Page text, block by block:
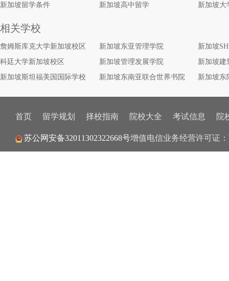
新加坡留学条件
新加坡高中留学 新加坡大
相关学校
詹姆斯库克大学新加坡校区 新加坡东亚管理学院
新加坡
科廷大学新加坡校区
新加坡管理发展学院
新加坡建
新加坡斯坦福美国国际学校
新加坡东南亚联合世界书院 新加坡东
首页 留学规划 择校指南 院校大全 考试信息 院
苏公网安备32011302322668号增值电信业务经营许可证：